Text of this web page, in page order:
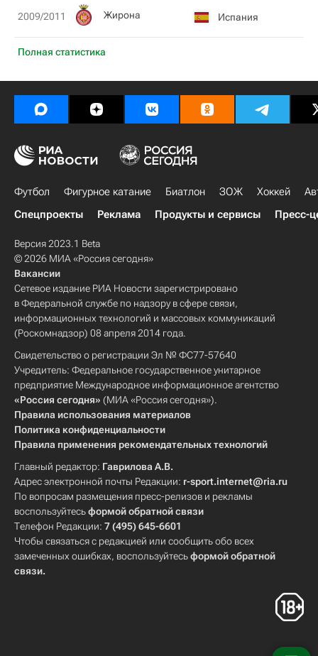
Полная статистика
2009/2011 Жирона Испания
Футбол Фигурное катание Биатлон ЗОЖ Хоккей
Спецпроекты
Реклама Продукты и сервисы Пресс-
Версия 2023.1 Beta
© 2026 МИА «Россия сегодня»
Вакансии
Сетевое издание РИА Новости зарегистрировано
в Федеральной службе по надзору в сфере связи,
информационных технологий и массовых коммуникаций
(Роскомнадзор) 08 апреля 2014 года.
Свидетельство о регистрации Эл № ФС77-57640
Учредитель: Федеральное государственное унитарное
предприятие Международное информационное агентство
«Россия сегодня» (МИА «Россия сегодня»).
Правила использования материалов
Политика конфиденциальности
Правила применения рекомендательных технологий
Главный редактор: Гаврилова А.В.
Адрес электронной почты Редакции: r-sport.internet@ria.ru
По вопросам размещения пресс-релизов и рекламы
воспользуйтесьформой обратной связи
Телефон Редакции: 7 (495) 645-6601
Чтобы связаться с редакцией или сообщить обо всех
замеченных ошибках, воспользуйтесьформой обратной
связи.